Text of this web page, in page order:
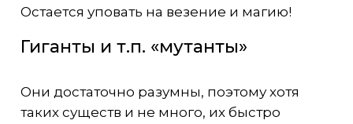
Остается уповать на везение и магию!
Гиганты и т.п. «мутанты»
Они достаточно разумны, поэтому хотя
таких существ и не много, их быстро